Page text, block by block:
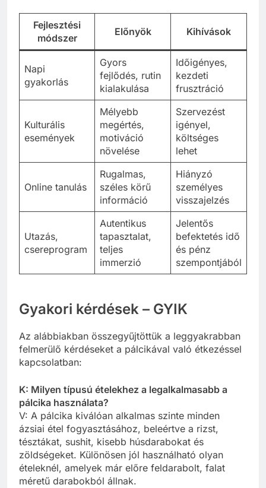
Fejlesztési
módszer
Előnyök Kihívások
Napi
gyakorlás
Gyors
fejlődés, rutin
kialakulása
Időigényes,
kezdeti
frusztráció
Kulturális
események
Mélyebb
megértés,
motiváció
növelése
Szervezést
igényel,
költséges
lehet
Online tanulás
Rugalmas,
széles körű
információ
Hiányzó
személyes
visszajelzés
Utazás,
csereprogram
Autentikus
tapasztalat,
teljes
immerzió
Jelentős
befektetés idő
és pénz
szempontjából
Gyakori kérdések – GYIK
Az alábbiakban összegyűjtöttük a leggyakrabban
felmerülő kérdéseket a pálcikával való étkezéssel
kapcsolatban:
K: Milyen típusú ételekhez a legalkalmasabb a
pálcika használata?
V: A pálcika kiválóan alkalmas szinte minden
ázsiai étel fogyasztásához, beleértve a rizst,
tésztákat, sushit, kisebb húsdarabokat és
zöldségeket. Különösen jól használható olyan
ételeknél, amelyek már előre feldarabolt, falat
méretű darabokból állnak.